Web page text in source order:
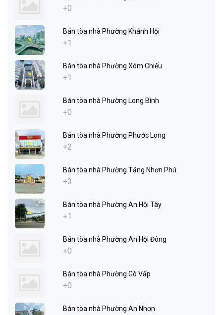
+0
Bán tòa nhà Phường Khánh Hội
+1
Bán tòa nhà Phường Xóm Chiếu
+1
Bán tòa nhà Phường Long Bình
+0
Bán tòa nhà Phường Phước Long
+2
Bán tòa nhà Phường Tăng Nhơn Phú
+3
Bán tòa nhà Phường An Hội Tây
+1
Bán tòa nhà Phường An Hội Đông
+0
Bán tòa nhà Phường Gò Vấp
+0
Bán tòa nhà Phường An Nhơn